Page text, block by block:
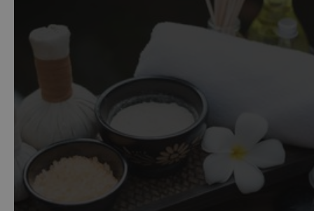
Co se vám vybaví jako první ve spojitosti s Thajskem?
K symbolům této exotické země patří bezesporu
thajská masáž. Kde se vzala? A kam až sahají její
kořeny?